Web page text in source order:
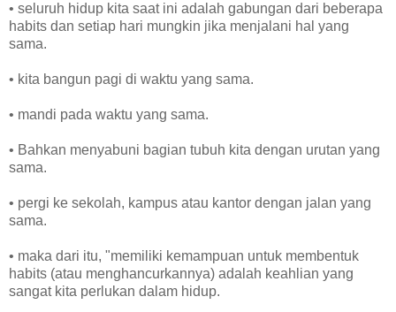
• seluruh hidup kita saat ini adalah gabungan dari beberapa
habits dan setiap hari mungkin jika menjalani hal yang
sama.
• kita bangun pagi di waktu yang sama.
• mandi pada waktu yang sama.
• Bahkan menyabuni bagian tubuh kita dengan urutan yang
sama.
• pergi ke sekolah, kampus atau kantor dengan jalan yang
sama.
• maka dari itu, "memiliki kemampuan untuk membentuk
habits (atau menghancurkannya) adalah keahlian yang
sangat kita perlukan dalam hidup.